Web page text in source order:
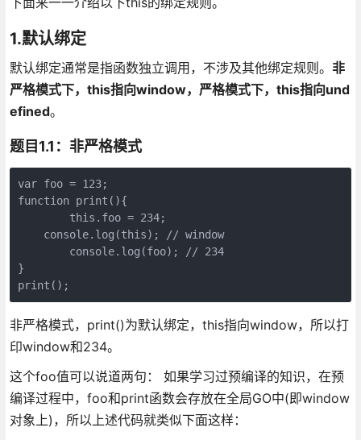
1.默认绑定
默认绑定通常是指函数独立调用，不涉及其他绑定规则。 非
严格模式下，this指向window，严格模式下，this指向und
efined。
题目1.1：非严格模式
var foo = 123;
function print(){
    console.log(this); // window
}
非严格模式，print()为默认绑定，this指向window，所以打
印window和234。
这个foo值可以说道两句： 如果学习过预编译的知识，在预
编译过程中，foo和print函数会存放在全局GO中(即window
对象上)，所以上述代码就类似下面这样：